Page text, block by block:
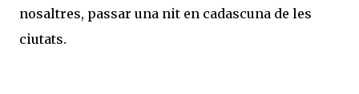
nosaltres, passar una nit en cadascuna de les
ciutats.